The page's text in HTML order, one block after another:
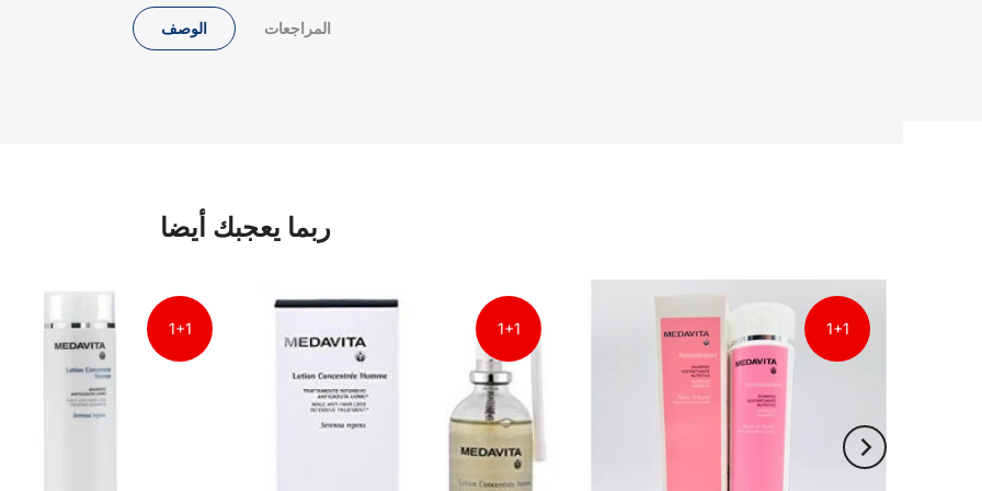
الوصف المراجعات
ربما يعجبك أيضا
1+1 1+1 1+1